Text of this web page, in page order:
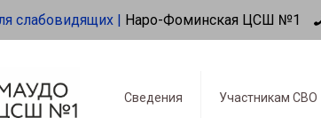
слабовидящих | Наро-Фоминская ЦСШ №1
Сведения Участникам СВО